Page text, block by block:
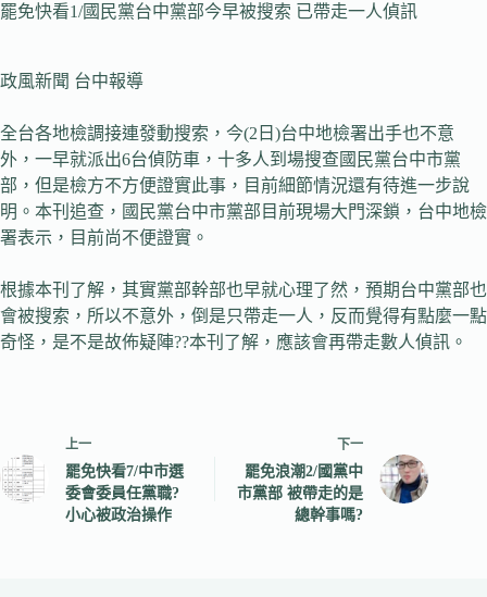
罷免快看1/國民黨台中黨部今早被搜索 已帶走一人偵訊
政風新聞 台中報導
全台各地檢調接連發動搜索，今(2日)台中地檢署出手也不意
外，一早就派出6台偵防車，十多人到場搜查國民黨台中市黨
部，但是檢方不方便證實此事，目前細節情況還有待進一步說
明。本刊追查，國民黨台中市黨部目前現場大門深鎖，台中地檢
署表示，目前尚不便證實。
根據本刊了解，其實黨部幹部也早就心理了然，預期台中黨部也
會被搜索，所以不意外，倒是只帶走一人，反而覺得有點麼一點
奇怪，是不是故佈疑陣??本刊了解，應該會再帶走數人偵訊。
上一
罷免快看7/中市選
委會委員任黨職?
小心被政治操作
下一
罷免浪潮2/國黨中
市黨部 被帶走的是
總幹事嗎?